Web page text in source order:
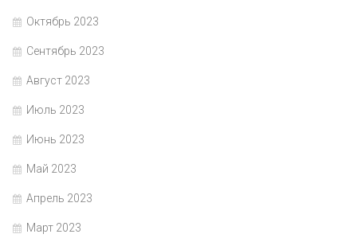
Октябрь 2023
Сентябрь 2023
Август 2023
Июль 2023
Июнь 2023
Май 2023
Апрель 2023
Март 2023